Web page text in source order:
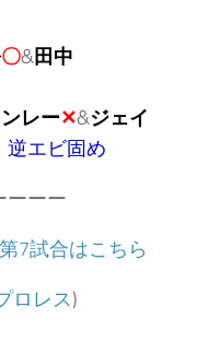
〇&田中
レー✕&ジェイ
逆エビ固め
ーーー
7試合はこちら
ロレス)